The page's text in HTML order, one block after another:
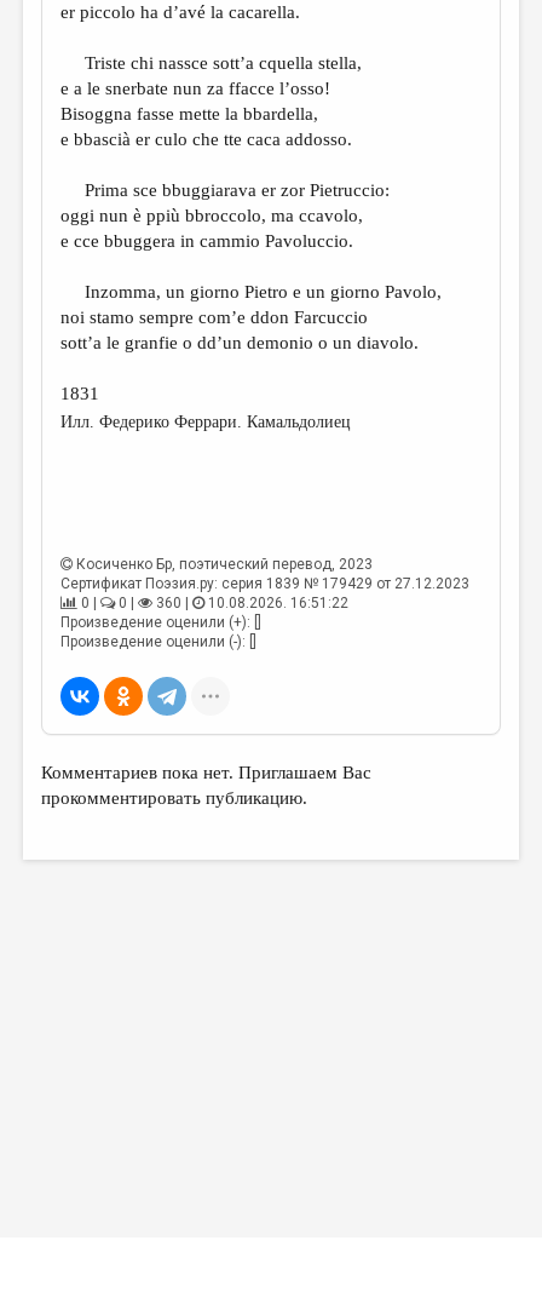
er piccolo ha d’avé la cacarella.
Triste chi nassce sott’a cquella stella,
e a le snerbate nun za ffacce l’osso!
Bisoggna fasse mette la bbardella,
e bbascià er culo che tte caca addosso.
Prima sce bbuggiarava er zor Pietruccio:
oggi nun è ppiù bbroccolo, ma ccavolo,
e cce bbuggera in cammio Pavoluccio.
Inzomma, un giorno Pietro e un giorno Pavolo,
noi stamo sempre com’e ddon Farcuccio
sott’a le granfie o dd’un demonio o un diavolo.
1831
Илл. Федерико Феррари. Камальдолиец
Косиченко Бр, поэтический перевод, 2023
Сертификат Поэзия.ру: серия 1839 № 179429 от 27.12.2023
0 |
0 | 360 |
10.08.2026. 16:51:22
Произведение оценили (+): []
Произведение оценили (-): []
Комментариев пока нет. Приглашаем Вас
прокомментировать публикацию.